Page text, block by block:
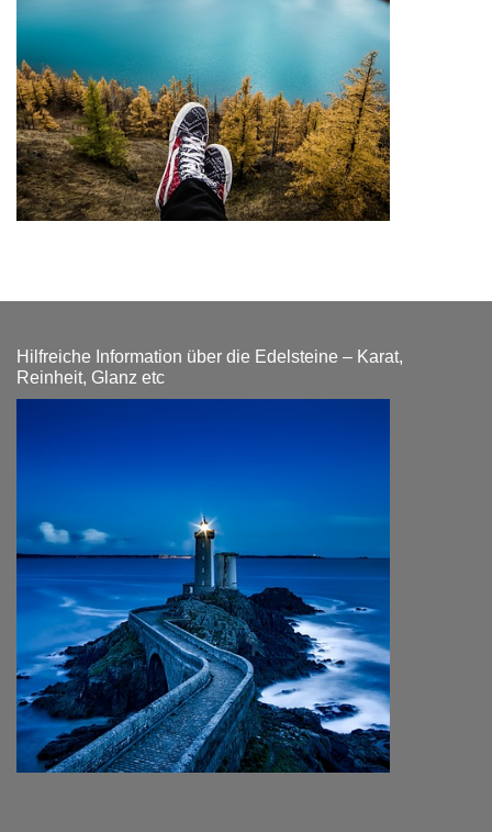
Hilfreiche Information über die Edelsteine – Karat,
Reinheit, Glanz etc